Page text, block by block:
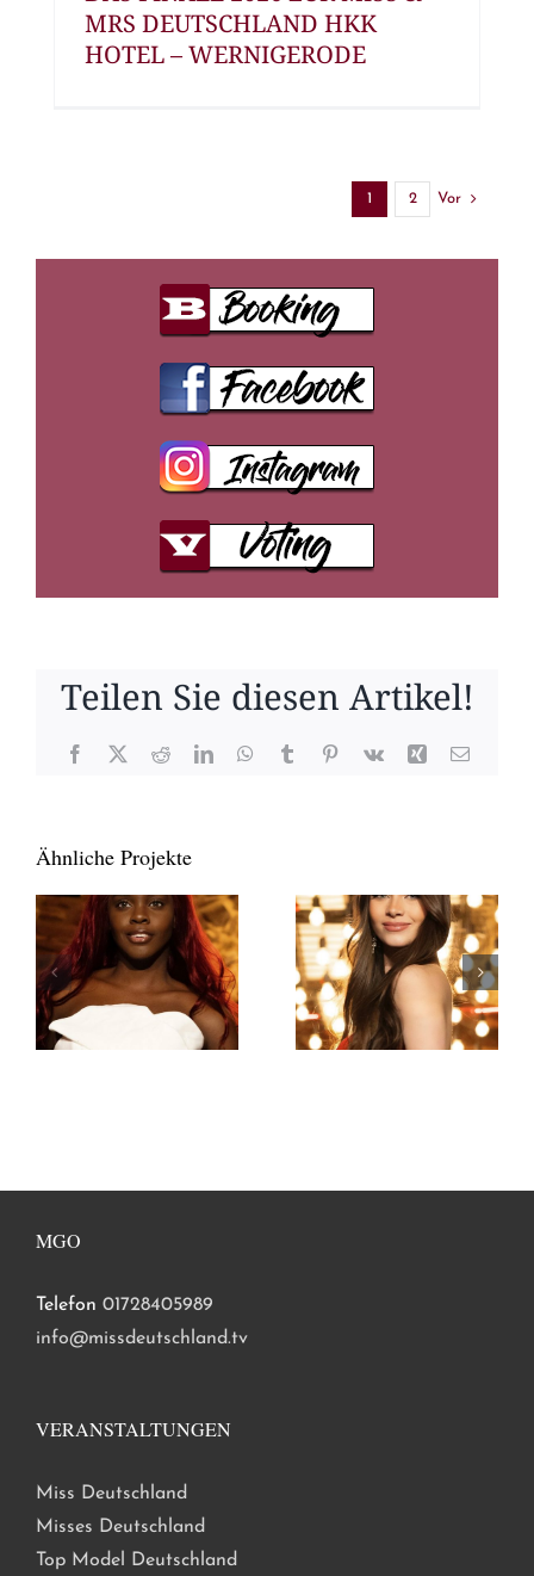
MRS DEUTSCHLAND HKK
HOTEL – WERNIGERODE
1 2 Vor
Teilen Sie diesen Artikel!
Facebook
X RedditLinkedInWhatsApp
TumblrPinterest
Vk Xing E-
Ähnliche Projekte
MGO
Telefon 01728405989
info@missdeutschland.tv
VERANSTALTUNGEN
Miss Deutschland
Misses Deutschland
Top Model Deutschland